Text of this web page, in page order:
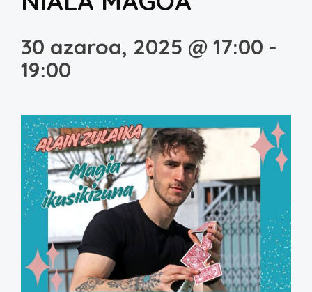
30 azaroa, 2025 @ 17:00 -
19:00